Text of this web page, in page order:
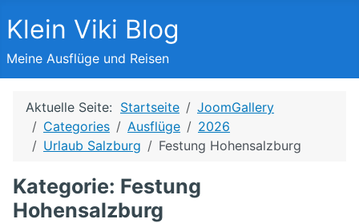
Klein Viki Blog
Meine Ausflüge und Reisen
Aktuelle Seite: Startseite
JoomGallery
Categories
Ausflüge
2026
Urlaub Salzburg
Festung Hohensalzburg
Kategorie: Festung
Hohensalzburg